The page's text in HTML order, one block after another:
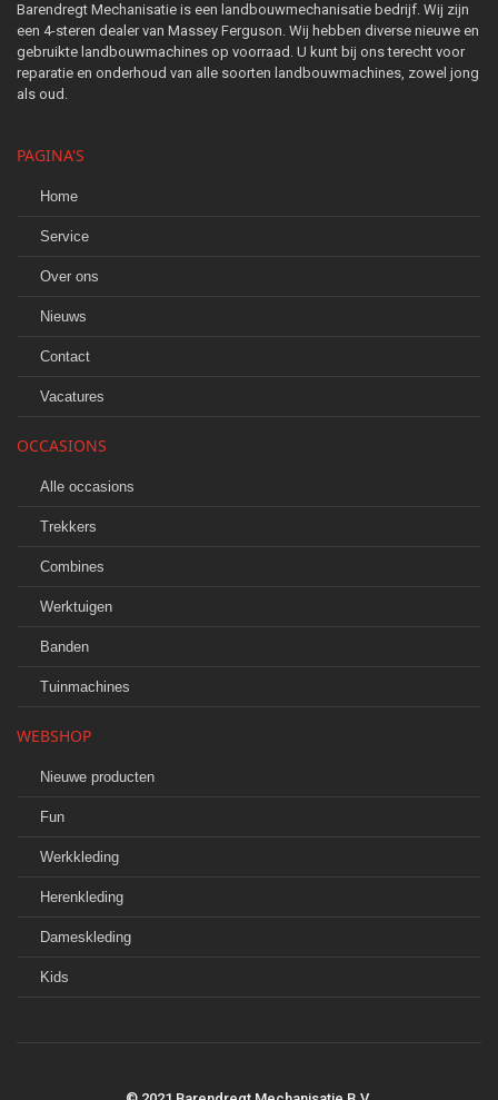
Barendregt Mechanisatie is een landbouwmechanisatie bedrijf. Wij zijn
een 4-steren dealer van Massey Ferguson. Wij hebben diverse nieuwe en
gebruikte landbouwmachines op voorraad. U kunt bij ons terecht voor
reparatie en onderhoud van alle soorten landbouwmachines, zowel jong
als oud.
PAGINA'S
Home
Service
Over ons
Nieuws
Contact
Vacatures
OCCASIONS
Alle occasions
Trekkers
Combines
Werktuigen
Banden
Tuinmachines
WEBSHOP
Nieuwe producten
Fun
Werkkleding
Herenkleding
Dameskleding
Kids